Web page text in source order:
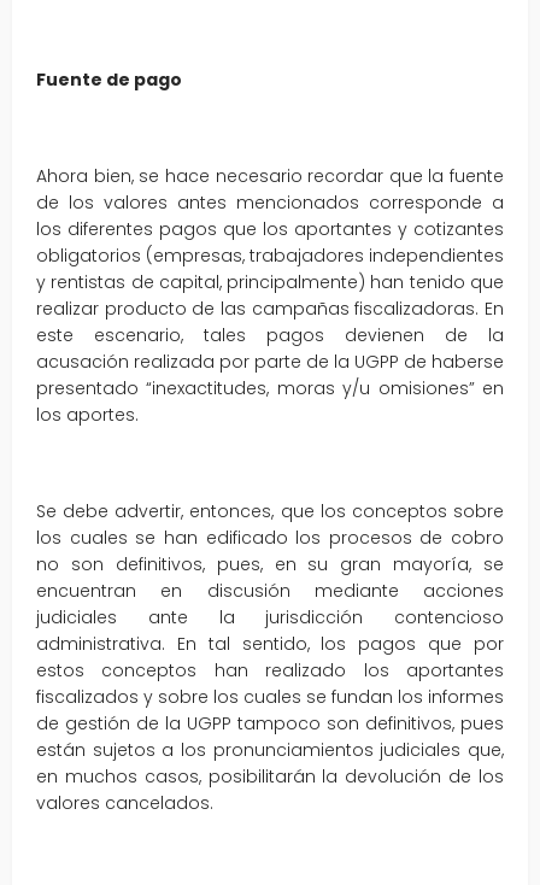
Fuente de pago
Ahora bien, se hace necesario recordar que la fuente
de los valores antes mencionados corresponde a
los diferentes pagos que los aportantes y cotizantes
obligatorios (empresas, trabajadores independientes
y rentistas de capital, principalmente) han tenido que
realizar producto de las campañas fiscalizadoras. En
este escenario, tales pagos devienen de la
acusación realizada por parte de la UGPP de haberse
presentado “inexactitudes, moras y/u omisiones” en
los aportes.
Se debe advertir, entonces, que los conceptos sobre
los cuales se han edificado los procesos de cobro
no son definitivos, pues, en su gran mayoría, se
encuentran en discusión mediante acciones
judiciales ante la jurisdicción contencioso
administrativa. En tal sentido, los pagos que por
estos conceptos han realizado los aportantes
fiscalizados y sobre los cuales se fundan los informes
de gestión de la UGPP tampoco son definitivos, pues
están sujetos a los pronunciamientos judiciales que,
en muchos casos, posibilitarán la devolución de los
valores cancelados.